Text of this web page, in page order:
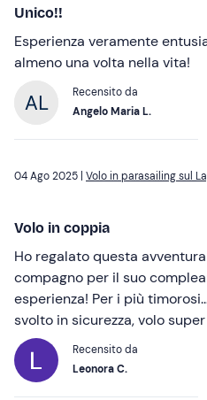
Unico!!
Esperienza veramente
almeno una volta nella vita!
Recensito da
Angelo Maria L.
04 Ago 2025 | Volo in parasailing sul
Volo in coppia
Ho regalato questa
compagno per il suo
esperienza! Per i più
svolto in sicurezza, volo
Recensito da
Leonora C.